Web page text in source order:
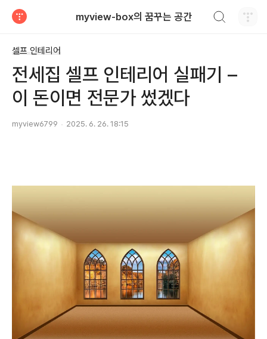
myview-box의 꿈꾸는 공간
셀프 인테리어
전세집 셀프 인테리어 실패기 –
이 돈이면 전문가 썼겠다
myview6799 2025. 6. 26. 18:15